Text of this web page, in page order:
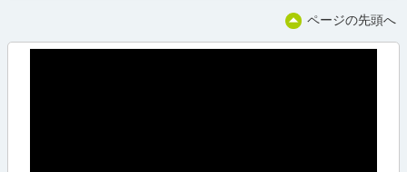
ページの先頭へ